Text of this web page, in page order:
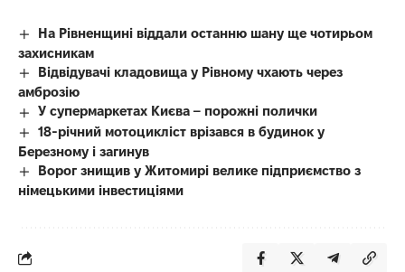
На Рівненщині віддали останню шану ще чотирьом
захисникам
Відвідувачі кладовища у Рівному чхають через
амброзію
У супермаркетах Києва – порожні полички
18-річний мотоцикліст врізався в будинок у
Березному і загинув
Ворог знищив у Житомирі велике підприємство з
німецькими інвестиціями